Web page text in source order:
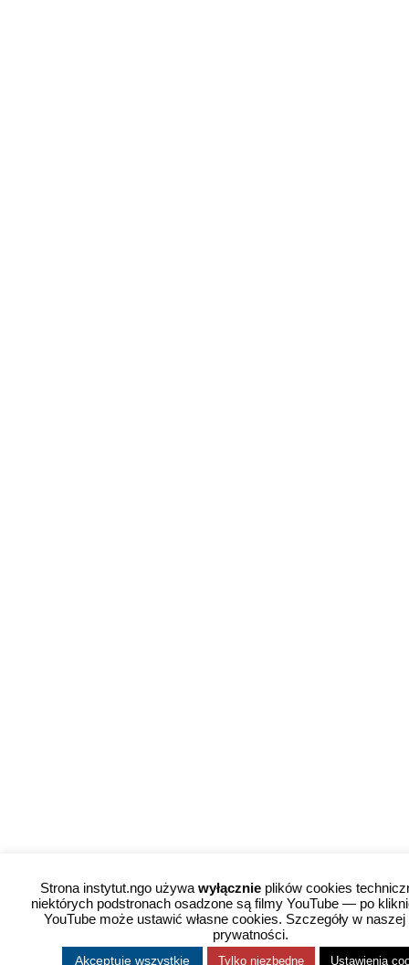
Strona instytut.ngo używawyłącznie plików cookies
niektórych podstronach osadzone są filmy YouTube — po
YouTube może ustawić własne cookies. Szczegóły w
prywatności.
Akceptuję wszystkie Tylko niezbędne Ustawienia